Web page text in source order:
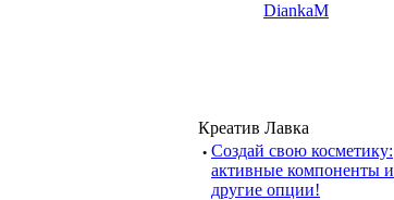
DiankaM
Креатив Лавка
· Создай свою косметику:
активные компоненты и
другие опции!